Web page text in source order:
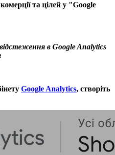
та цілей у "Google
в Google Analytics
Google Analytics, створіть